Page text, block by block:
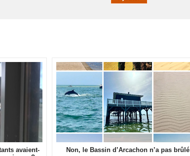
avaient-
Non, le Bassin d’Arcachon n’a pas brûlé